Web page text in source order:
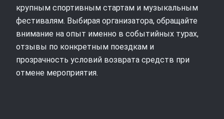
крупным спортивным стартам и музыкальным
фестивалям. Выбирая организатора, обращайте
внимание на опыт именно в событийных турах,
отзывы по конкретным поездкам и
прозрачность условий возврата средств при
отмене мероприятия.